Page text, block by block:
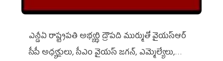
ఎన్డీఏ రాష్ట్ర‌ప‌తి అభ్య‌ర్థి ద్రౌప‌ది ముర్ముతో వైయ‌స్ఆర్
సీపీ అధ్య‌క్షులు, సీఎం వైయ‌స్ జ‌గ‌న్, ఎమ్మెల్యేలు,